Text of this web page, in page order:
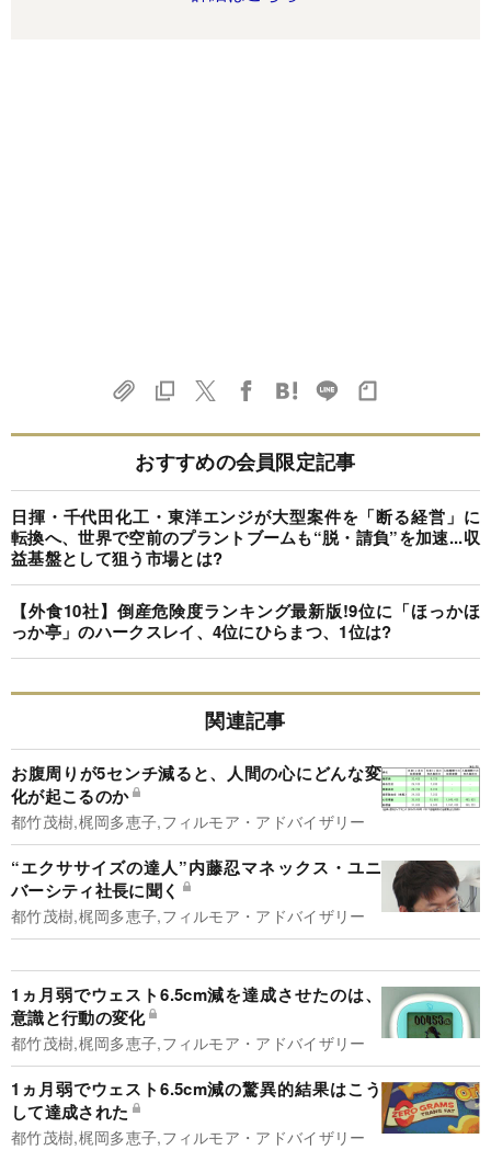
おすすめの会員限定記事
日揮・千代田化工・東洋エンジが大型案件を「断る経営」に
転換へ、世界で空前のプラントブームも“脱・請負”を加速...収
益基盤として狙う市場とは?
【外食10社】倒産危険度ランキング最新版!9位に「ほっかほ
っか亭」のハークスレイ、4位にひらまつ、1位は?
関連記事
お腹周りが5センチ減ると、人間の心にどんな変
化が起こるのか
都竹茂樹,梶岡多恵子,フィルモア・アドバイザリー
“エクササイズの達人”内藤忍マネックス・ユニ
バーシティ社長に聞く
都竹茂樹,梶岡多恵子,フィルモア・アドバイザリー
1ヵ月弱でウェスト6.5cm減を達成させたのは、
意識と行動の変化
都竹茂樹,梶岡多恵子,フィルモア・アドバイザリー
1ヵ月弱でウェスト6.5cm減の驚異的結果はこう
して達成された
都竹茂樹,梶岡多恵子,フィルモア・アドバイザリー